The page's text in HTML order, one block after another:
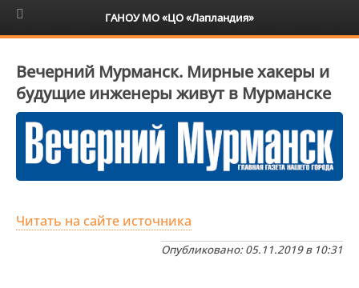
6+
Вечерний Мурманск. Мирные хакеры и
будущие инженеры живут в Мурманске
Читать на сайте источника
Опубликовано: 05.11.2019 в 10:31
ГАНОУ МО «ЦО «Лапландия»